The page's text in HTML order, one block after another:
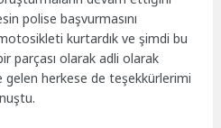
polise başvurmasını
kurtardık ve şimdi bu
parçası olarak adli olarak
gelen herkese de teşekkürlerimi